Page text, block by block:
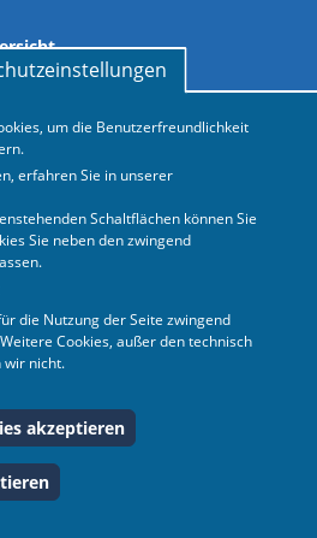
um die Benutzerfreundlichkeit
erfahren Sie in unserer
Schaltflächen können Sie
Sie neben den zwingend
die Nutzung der Seite zwingend
Cookies, außer den technisch
wir nicht.
akzeptieren